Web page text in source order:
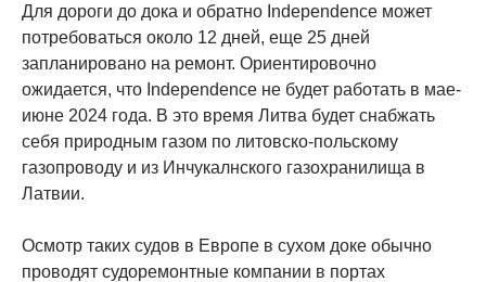
Для дороги до дока и обратно Independence может
потребоваться около 12 дней, еще 25 дней
запланировано на ремонт. Ориентировочно
ожидается, что Independence не будет работать в мае-
июне 2024 года. В это время Литва будет снабжать
себя природным газом по литовско-польскому
газопроводу и из Инчукалнского газохранилища в
Латвии.
Осмотр таких судов в Европе в сухом доке обычно
проводят судоремонтные компании в портах